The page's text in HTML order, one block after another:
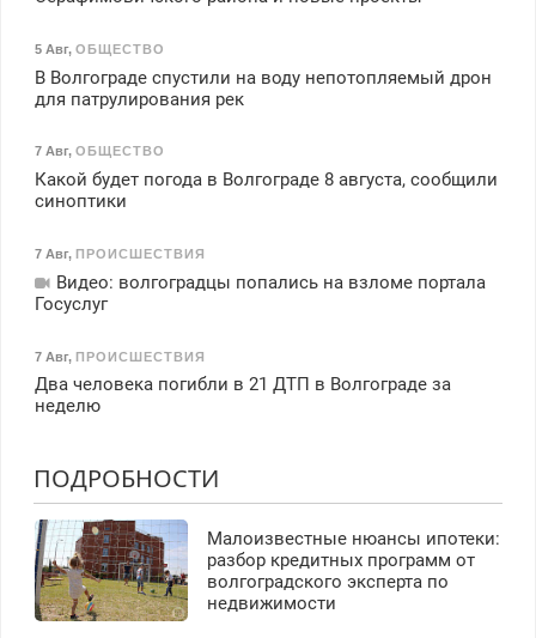
5 Авг, ОБЩЕСТВО
В Волгограде спустили на воду непотопляемый дрон
для патрулирования рек
7 Авг, ОБЩЕСТВО
Какой будет погода в Волгограде 8 августа, сообщили
синоптики
7 Авг, ПРОИСШЕСТВИЯ
Видео: волгоградцы попались на взломе портала
Госуслуг
7 Авг, ПРОИСШЕСТВИЯ
Два человека погибли в 21 ДТП в Волгограде за
неделю
ПОДРОБНОСТИ
Малоизвестные нюансы ипотеки:
разбор кредитных программ от
волгоградского эксперта по
недвижимости